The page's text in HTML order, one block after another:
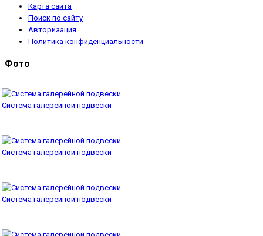
Карта сайта
Поиск по сайту
Авторизация
Политика конфиденциальности
Фото
Система галерейной подвески
Система галерейной подвески
Система галерейной подвески